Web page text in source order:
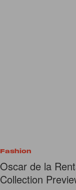
Fashion
Oscar de la
Collection